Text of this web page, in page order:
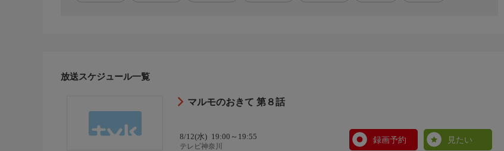
番組内容1
番組内容2
子供たちは家族の「お仕事調査隊」の隊員となって、調査結果を学校で発表することになった。日曜参観の帰
り道、かな（滝沢沙織）から護に電話があり、ランチに誘われる。「もちろん！」と即答する護だが、まだ、
かなに双子の存在を話せないでいた。一方、「お仕事調査隊」としてやる気まんまんの双子。ノートを片手に
芸能レポーターの装いで風呂上がりの護に仕事内容を突撃している。
放送スケジュール一覧
マルモのおきて 第８話
8/12(水) 19:00～19:55
テレビ神奈川
録画予約 見たい